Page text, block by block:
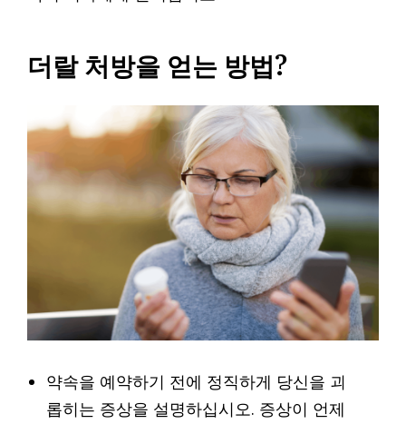
더랄 처방을 얻는 방법?
약속을 예약하기 전에 정직하게 당신을 괴
롭히는 증상을 설명하십시오. 증상이 언제